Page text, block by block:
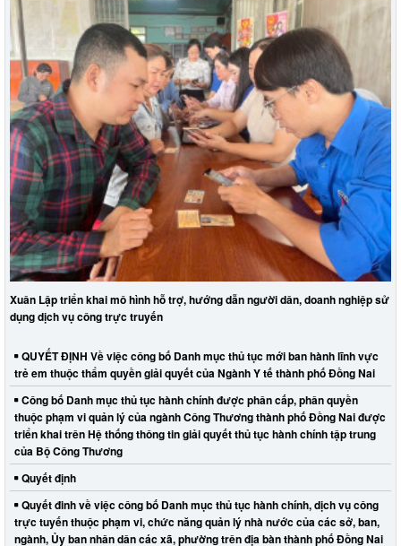
Xuân Lập triển khai mô hình hỗ trợ, hướng dẫn người dân, doanh nghiệp sử
dụng dịch vụ công trực truyến
QUYẾT ĐỊNH Về việc công bố Danh mục thủ tục mới ban hành lĩnh vực
trẻ em thuộc thẩm quyền giải quyết của Ngành Y tế thành phố Đồng Nai
Công bố Danh mục thủ tục hành chính được phân cấp, phân quyền
thuộc phạm vi quản lý của ngành Công Thương thành phố Đồng Nai được
triển khai trên Hệ thống thông tin giải quyết thủ tục hành chính tập trung
của Bộ Công Thương
Quyết định
Quyết đinh về việc công bố Danh mục thủ tục hành chính, dịch vụ công
trực tuyến thuộc phạm vi, chức năng quản lý nhà nước của các sở, ban,
ngành, Ủy ban nhân dân các xã, phường trên địa bàn thành phố Đồng Nai